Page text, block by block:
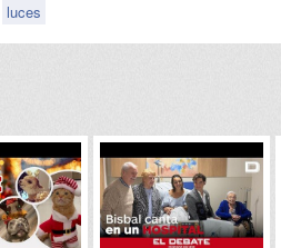
luces